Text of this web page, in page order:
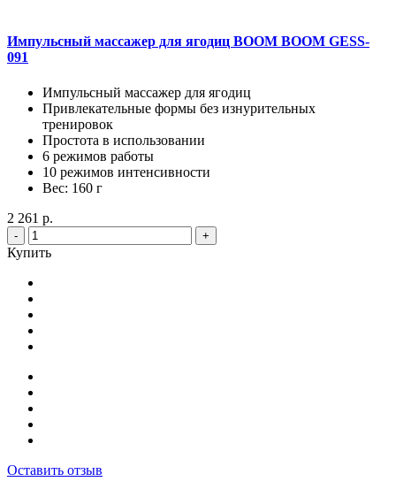
Импульсный массажер для ягодиц BOOM BOOM GESS-
091
Импульсный массажер для ягодиц
Привлекательные формы без изнурительных
тренировок
Простота в использовании
6 режимов работы
10 режимов интенсивности
Вес: 160 г
2 261 р.
- +
Купить
Оставить отзыв